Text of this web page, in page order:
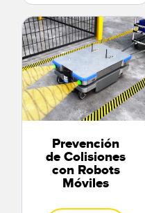
Prevención
de Colisiones
con Robots
Móviles